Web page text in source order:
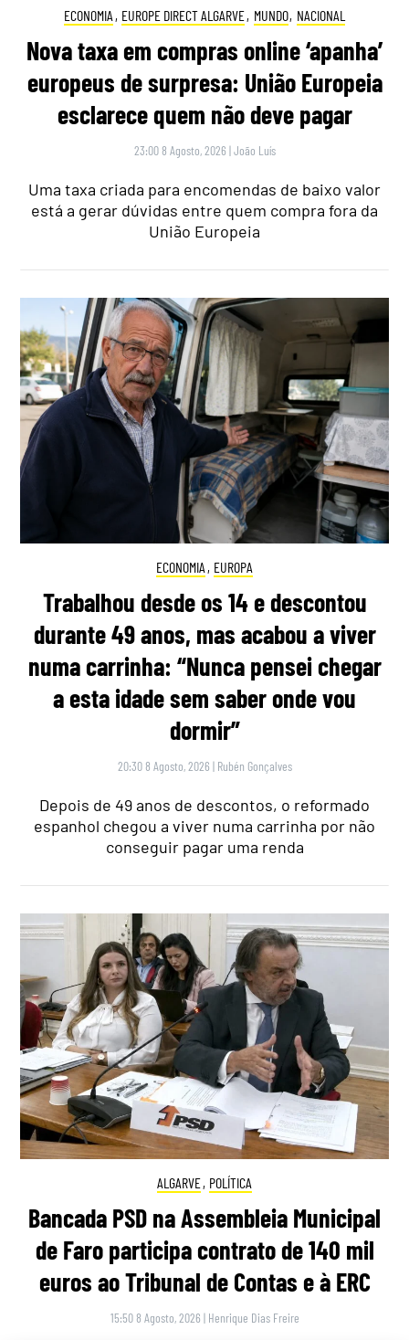
ECONOMIA , EUROPE DIRECT ALGARVE, MUNDO, NACIONAL
Nova taxa em compras online ‘apanha’
europeus de surpresa: União Europeia
esclarece quem não deve pagar
23:00 8 Agosto, 2026 |João Luís
Uma taxa criada para encomendas de baixo valor
está a gerar dúvidas entre quem compra fora da
União Europeia
ECONOMIA , EUROPA
Trabalhou desde os 14 e descontou
durante 49 anos, mas acabou a viver
numa carrinha: “Nunca pensei chegar
a esta idade sem saber onde vou
dormir”
20:30 8 Agosto, 2026 | Rubén Gonçalves
Depois de 49 anos de descontos, o reformado
espanhol chegou a viver numa carrinha por não
conseguir pagar uma renda
ALGARVE, POLÍTICA
Bancada PSD na Assembleia Municipal
de Faro participa contrato de 140 mil
euros ao Tribunal de Contas e à ERC
15:50 8 Agosto, 2026 | Henrique Dias Freire